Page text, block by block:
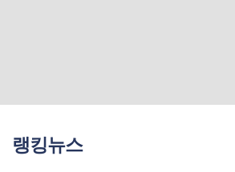
랭킹뉴스